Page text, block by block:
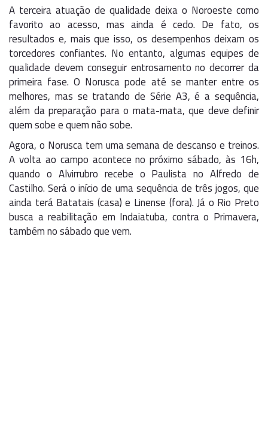
A terceira atuação de qualidade deixa o Noroeste como
favorito ao acesso, mas ainda é cedo. De fato, os
resultados e, mais que isso, os desempenhos deixam os
torcedores confiantes. No entanto, algumas equipes de
qualidade devem conseguir entrosamento no decorrer da
primeira fase. O Norusca pode até se manter entre os
melhores, mas se tratando de Série A3, é a sequência,
além da preparação para o mata-mata, que deve definir
quem sobe e quem não sobe.
Agora, o Norusca tem uma semana de descanso e treinos.
A volta ao campo acontece no próximo sábado, às 16h,
quando o Alvirrubro recebe o Paulista no Alfredo de
Castilho. Será o início de uma sequência de três jogos, que
ainda terá Batatais (casa) e Linense (fora). Já o Rio Preto
busca a reabilitação em Indaiatuba, contra o Primavera,
também no sábado que vem.